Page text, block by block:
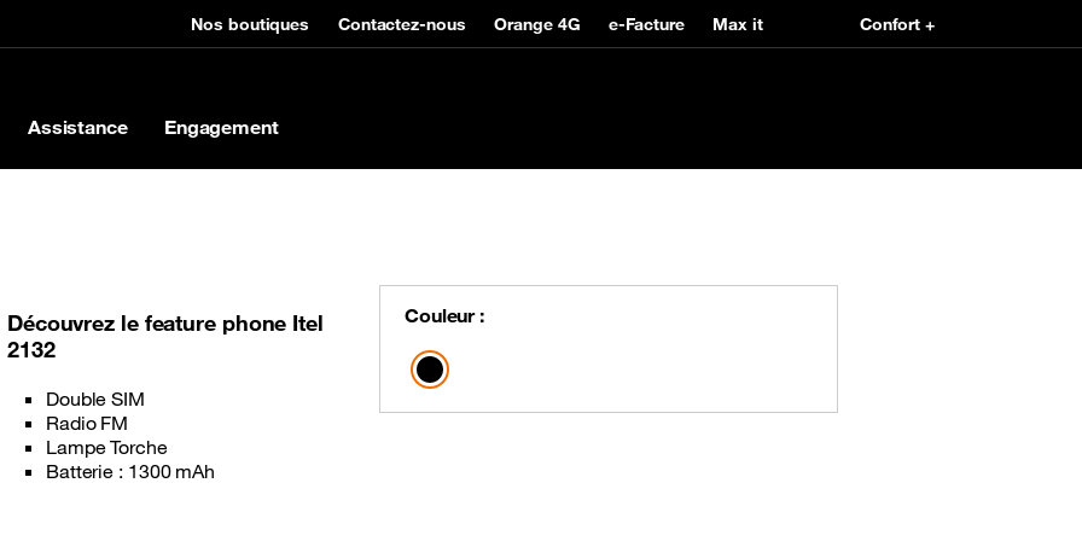
Nos boutiques Contactez-nous Orange 4G e-Facture Max it Confort +
sur mon mobile
internet
Promotions
Nos applications
compte
national
crédit et forfait internet
CANAL+
CEMAC
Nous contacter
Assistance Engagement
Découvrez le feature phone Itel
2132
Double SIM
Radio FM
Lampe Torche
Batterie : 1300 mAh
Couleur :